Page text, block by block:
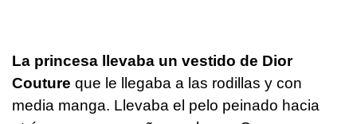
La princesa llevaba un vestido de Dior
Couture que le llegaba a las rodillas y con
media manga. Llevaba el pelo peinado hacia